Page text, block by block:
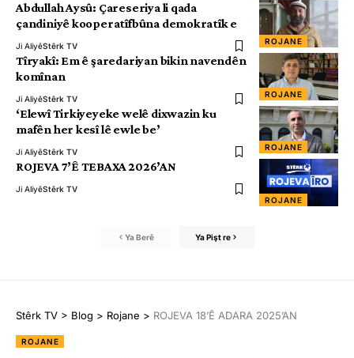
ROJANE
Abdullah Aysû: Çareseriya li qada
çandiniyê kooperatîfbûna demokratîk e
Ji AliyêStêrk TV
ROJANE
Tîryakî: Em ê şaredariyan bikin navendên
komînan
Ji AliyêStêrk TV
ROJANE
‘Elewî Tirkiyeyeke welê dixwazin ku
mafên her kesî lê ewle be’
Ji AliyêStêrk TV
ROJANE
ROJEVA 7’Ê TEBAXA 2026’AN
Ji AliyêStêrk TV
Ya Berê Ya Pişt re
Stêrk TV > Blog > Rojane > ROJEVA 18’Ê ADARA 2025’AN
ROJANE